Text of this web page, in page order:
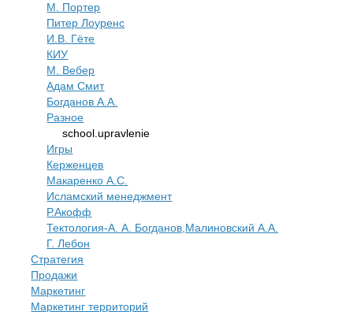
М. Портер
Питер Лоуренс
И.В. Гёте
КИУ
М. Вебер
Адам Смит
Богданов А.А.
Разное
school.upravlenie
Игры
Керженцев
Макаренко А.С.
Исламский менеджмент
Р.Акофф
Тектология-А. А. Богданов,Малиновский А.А.
​Г. Лебон
Стратегия
Продажи
Маркетинг
Маркетинг территорий